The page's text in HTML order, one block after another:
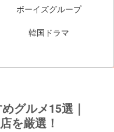
ボーイズグループ
韓国ドラマ
グルメ15選｜
を厳選！